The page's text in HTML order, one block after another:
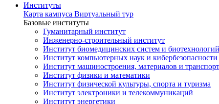
Институты
Карта кампуса Виртуальный тур
Базовые институты
Гуманитарный институт
Инженерно-строительный институт
Институт биомедицинских систем и биотехнологий
Институт компьютерных наук и кибербезопасности
Институт машиностроения, материалов и
Институт физики и математики
Институт физической культуры, спорта и туризма
Институт электроники и телекоммуникаций
Институт энергетики